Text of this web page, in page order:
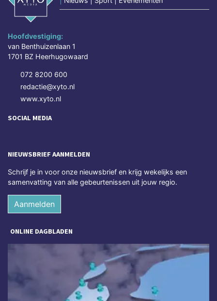
Hoofdvestiging:
van Benthuizenlaan 1
1701 BZ Heerhugowaard
072 8200 600
redactie@xyto.nl
www.xyto.nl
SOCIAL MEDIA
NIEUWSBRIEF AANMELDEN
Schrijf je in voor onze nieuwsbrief en krijg wekelijks een
samenvatting van alle gebeurtenissen uit jouw regio.
Aanmelden
ONLINE DAGBLADEN